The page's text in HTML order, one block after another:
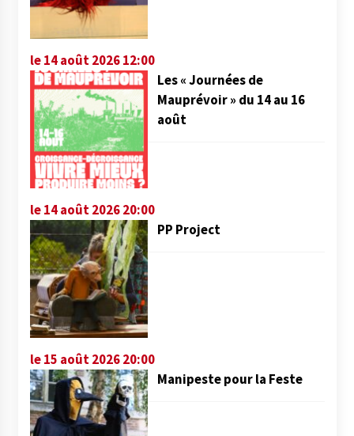
le 14 août 2026 12:00
Les « Journées de
Mauprévoir » du 14 au 16
août
le 14 août 2026 20:00
PP Project
le 15 août 2026 20:00
Manipeste pour la Feste